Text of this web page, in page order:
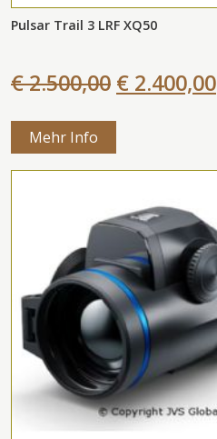
Pulsar Trail 3 LRF XQ50
€ 2.500,00 € 2.400,00
Mehr Info